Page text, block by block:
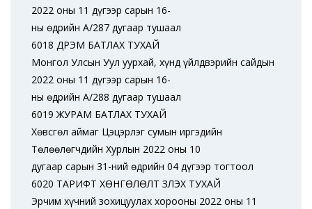
2022 оны 11 дүгээр сарын 16-
ны өдрийн А/287 дугаар тушаал
6018 ДҮРЭМ БАТЛАХ ТУХАЙ
Монгол Улсын Уул уурхай, хүнд үйлдвэрийн сайдын
2022 оны 11 дүгээр сарын 16-
ны өдрийн А/288 дугаар тушаал
6019 ЖУРАМ БАТЛАХ ТУХАЙ
Хөвсгөл аймаг Цэцэрлэг сумын иргэдийн
Төлөөлөгчдийн Хурлын 2022 оны 10
дугаар сарын 31-ний өдрийн 04 дүгээр тогтоол
6020 ТАРИФТ ХӨНГӨЛӨЛТ ҮЗҮҮЛЭХ ТУХАЙ
Эрчим хүчний зохицуулах хорооны 2022 оны 11